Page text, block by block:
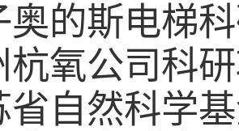
奥的斯电梯
杭氧公司科
省自然科学